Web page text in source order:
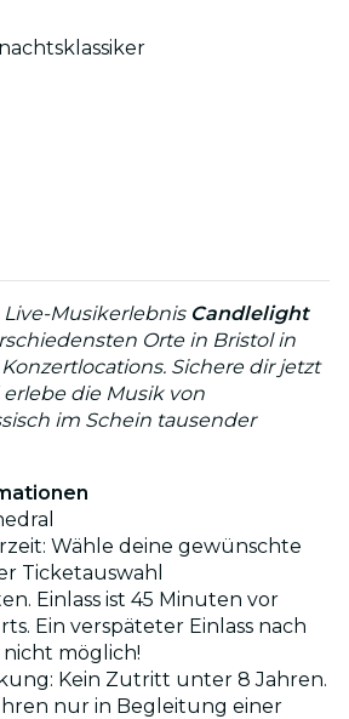
Musikerlebnis Candlelight
Orte in Bristol in
Sichere dir jetzt
die Musik von
im Schein tausender
Wähle deine gewünschte
Ticketauswahl
Einlass ist 45 Minuten vor
Ein verspäteter Einlass nach
möglich!
Kein Zutritt unter 8 Jahren.
nur in Begleitung einer